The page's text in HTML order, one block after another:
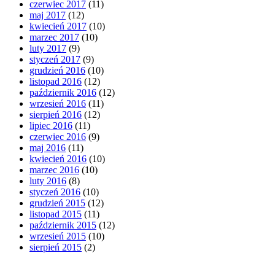
czerwiec 2017 (11)
maj 2017 (12)
kwiecień 2017 (10)
marzec 2017 (10)
luty 2017 (9)
styczeń 2017 (9)
grudzień 2016 (10)
listopad 2016 (12)
październik 2016 (12)
wrzesień 2016 (11)
sierpień 2016 (12)
lipiec 2016 (11)
czerwiec 2016 (9)
maj 2016 (11)
kwiecień 2016 (10)
marzec 2016 (10)
luty 2016 (8)
styczeń 2016 (10)
grudzień 2015 (12)
listopad 2015 (11)
październik 2015 (12)
wrzesień 2015 (10)
sierpień 2015 (2)